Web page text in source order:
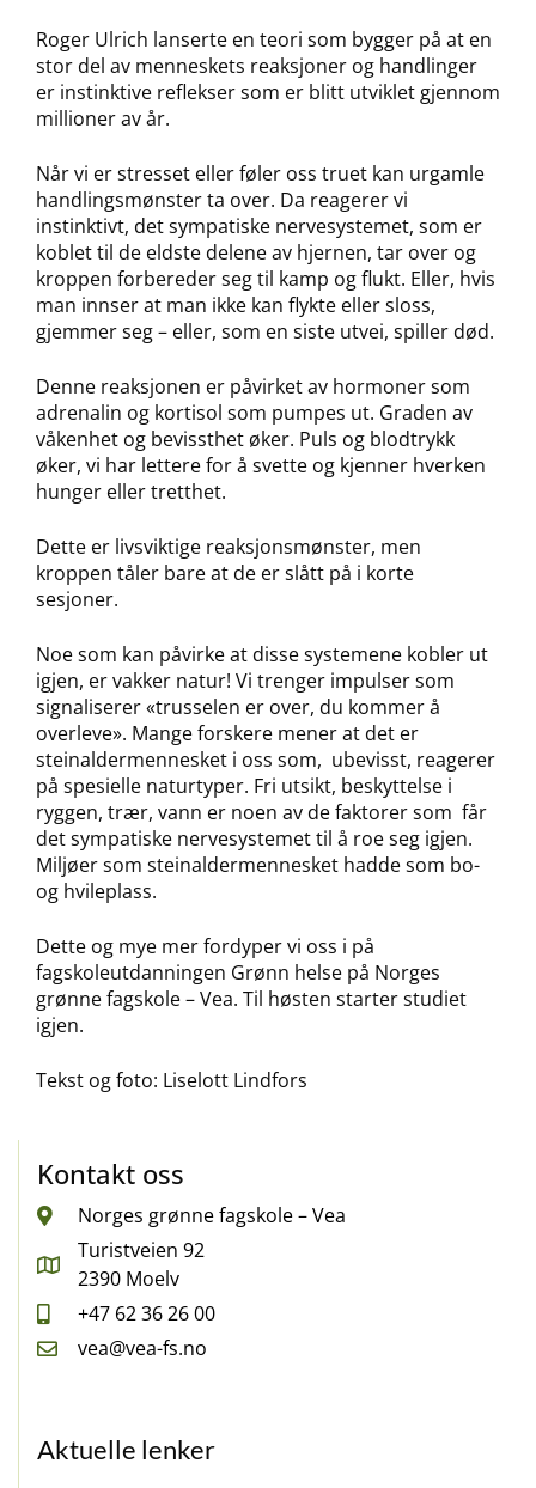
Roger Ulrich lanserte en teori som bygger på at en
stor del av menneskets reaksjoner og handlinger
er instinktive reflekser som er blitt utviklet gjennom
millioner av år.
Når vi er stresset eller føler oss truet kan urgamle
handlingsmønster ta over. Da reagerer vi
instinktivt, det sympatiske nervesystemet, som er
koblet til de eldste delene av hjernen, tar over og
kroppen forbereder seg til kamp og flukt. Eller, hvis
man innser at man ikke kan flykte eller sloss,
gjemmer seg – eller, som en siste utvei, spiller død.
Denne reaksjonen er påvirket av hormoner som
adrenalin og kortisol som pumpes ut. Graden av
våkenhet og bevissthet øker. Puls og blodtrykk
øker, vi har lettere for å svette og kjenner hverken
hunger eller tretthet.
Dette er livsviktige reaksjonsmønster, men
kroppen tåler bare at de er slått på i korte
sesjoner.
Noe som kan påvirke at disse systemene kobler ut
igjen, er vakker natur! Vi trenger impulser som
signaliserer «trusselen er over, du kommer å
overleve». Mange forskere mener at det er
steinaldermennesket i oss som, ubevisst, reagerer
på spesielle naturtyper. Fri utsikt, beskyttelse i
ryggen, trær, vann er noen av de faktorer som får
det sympatiske nervesystemet til å roe seg igjen.
Miljøer som steinaldermennesket hadde som bo-
og hvileplass.
Dette og mye mer fordyper vi oss i på
fagskoleutdanningen Grønn helse på Norges
grønne fagskole – Vea. Til høsten starter studiet
igjen.
Tekst og foto: Liselott Lindfors
Kontakt oss
Norges grønne fagskole – Vea
Turistveien 92
2390 Moelv
+47 62 36 26 00
vea@vea-fs.no
Aktuelle lenker